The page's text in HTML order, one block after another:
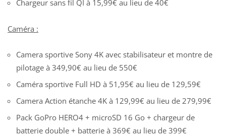
Chargeur sans fil QI à 15,99€ au lieu de 40€
Caméra :
Camera sportive Sony 4K avec stabilisateur et montre de
pilotage à 349,90€ au lieu de 550€
Caméra sportive Full HD à 51,95€ au lieu de 129,59€
Camera Action étanche 4K à 129,99€ au lieu de 279,99€
Pack GoPro HERO4 + microSD 16 Go + chargeur de
batterie double + batterie à 369€ au lieu de 399€